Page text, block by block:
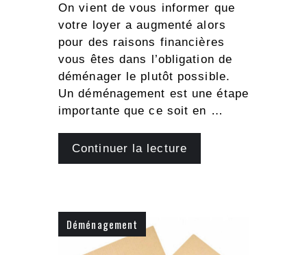
On vient de vous informer que
votre loyer a augmenté alors
pour des raisons financières
vous êtes dans l’obligation de
déménager le plutôt possible.
Un déménagement est une étape
importante que ce soit en …
Continuer la lecture
Déménagement